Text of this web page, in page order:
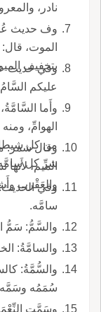
نادر،
وف حديث
الموت،
بتخفيف
وفي حديث
عليكم السَّامُ
الهوامِّ،
من كل
شرِّ كل
وقال شمر:
الميم،
والعَقْرب
وفي
سامَّه.
والسَّمُّ: سَمُّ الحية.
والسامَّةُ:
والسُّمَّةُ:
سُمَمُه
وسَمَّتِ